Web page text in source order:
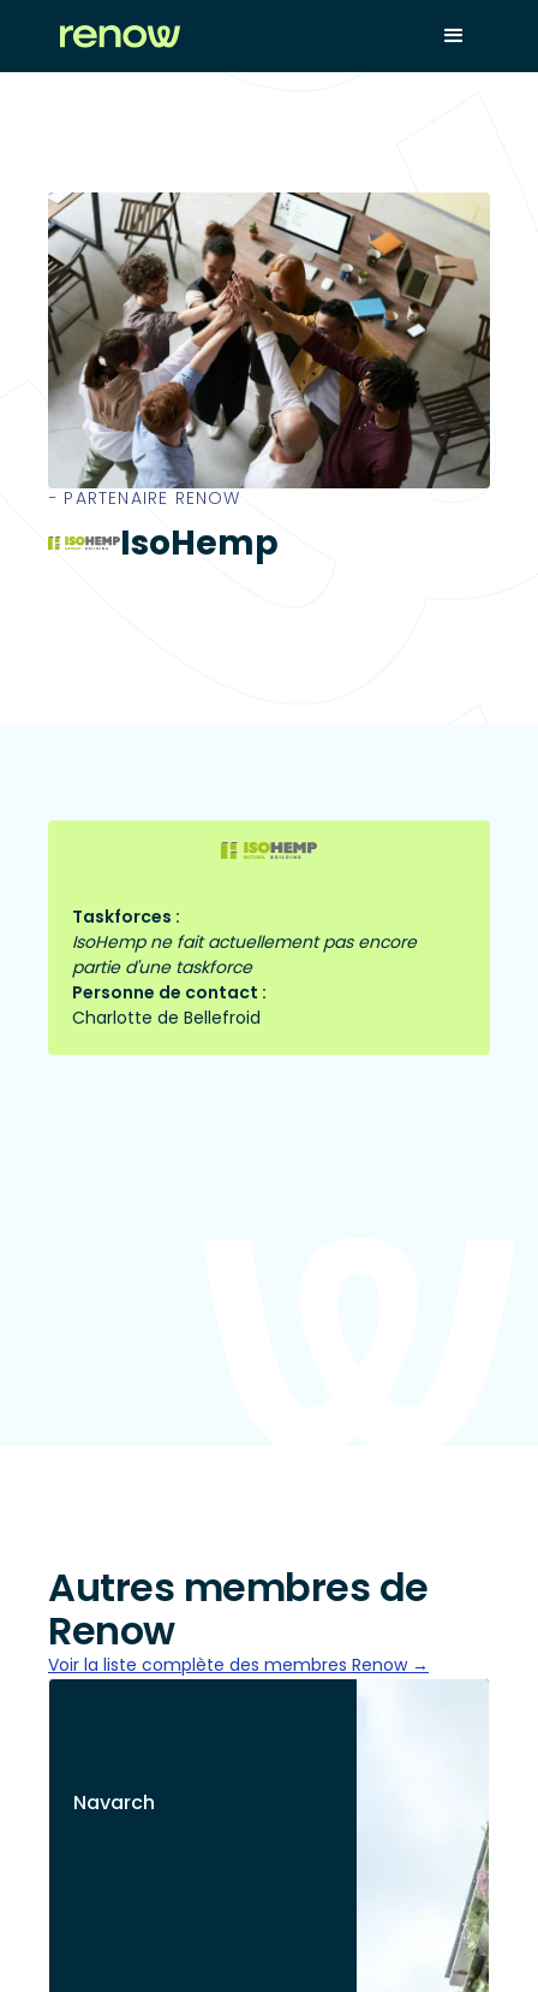
− PARTENAIRE RENOW
IsoHemp
Taskforces :
IsoHemp ne fait actuellement pas encore
partie d'une taskforce
Personne de contact :
Charlotte de Bellefroid
Autres membres de
Renow
Voir la liste complète des membres Renow →
Navarch